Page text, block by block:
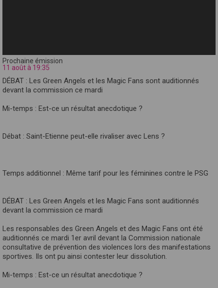
Prochaine émission
11 août à 19:35
DÉBAT : Les Green Angels et les Magic Fans sont auditionnés
devant la commission ce mardi
Mi-temps : Est-ce un résultat anecdotique ?
Débat : Saint-Etienne peut-elle rivaliser avec Lens ?
Temps additionnel : Même tarif pour les féminines contre le PSG
DÉBAT : Les Green Angels et les Magic Fans sont auditionnés
devant la commission ce mardi
Les responsables des Green Angels et des Magic Fans ont été
auditionnés ce mardi 1er avril devant la Commission nationale
consultative de prévention des violences lors des manifestations
sportives. Ils ont pu ainsi contester leur dissolution.
Mi-temps : Est-ce un résultat anecdotique ?